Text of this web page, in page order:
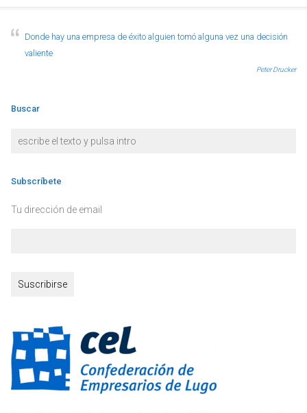
Donde hay una empresa de éxito alguien tomó alguna vez una decisión
valiente
Peter Drucker
Buscar
Subscríbete
Tu dirección de email